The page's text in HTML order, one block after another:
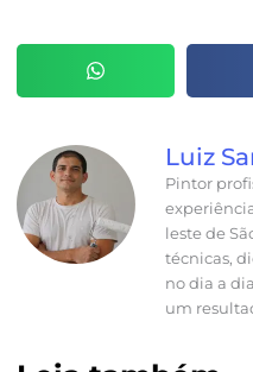
Luiz
Pintor
leste de
técnicas,
no dia a
um